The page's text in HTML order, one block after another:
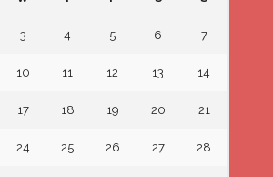
3 4 5 6 7
10 11 12 13 14
17 18 19 20 21
24 25 26 27 28